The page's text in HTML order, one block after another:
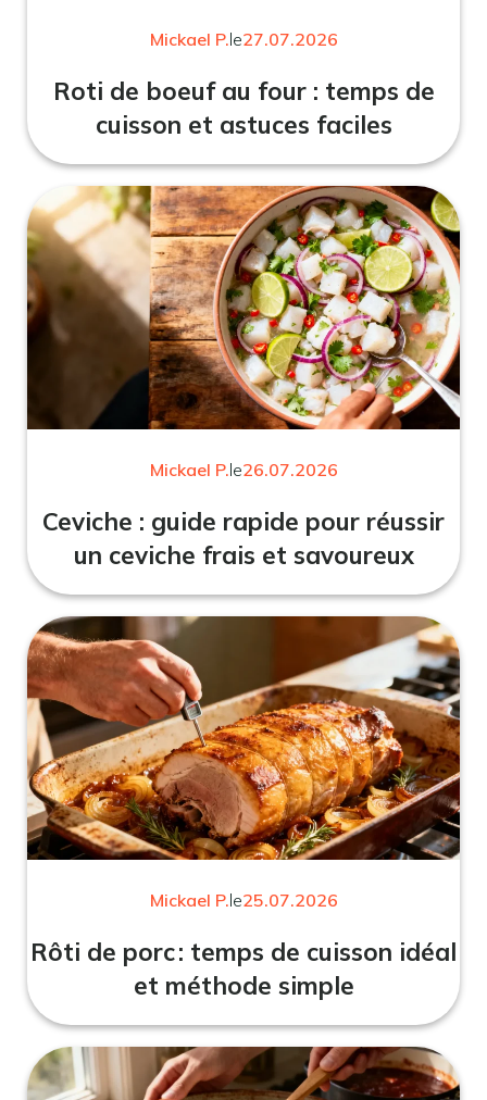
Mickael P.le27.07.2026
Roti de boeuf au four : temps de
cuisson et astuces faciles
Mickael P.le26.07.2026
Ceviche : guide rapide pour réussir
un ceviche frais et savoureux
Mickael P.le25.07.2026
Rôti de porc : temps de cuisson idéal
et méthode simple